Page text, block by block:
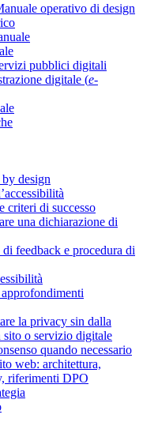
operativo di design
pubblici digitali
digitale (e-
design
criteri di successo
una dichiarazione di
feedback e procedura di
la privacy sin dalla
sito o servizio digitale
quando necessario
web: architettura,
riferimenti DPO